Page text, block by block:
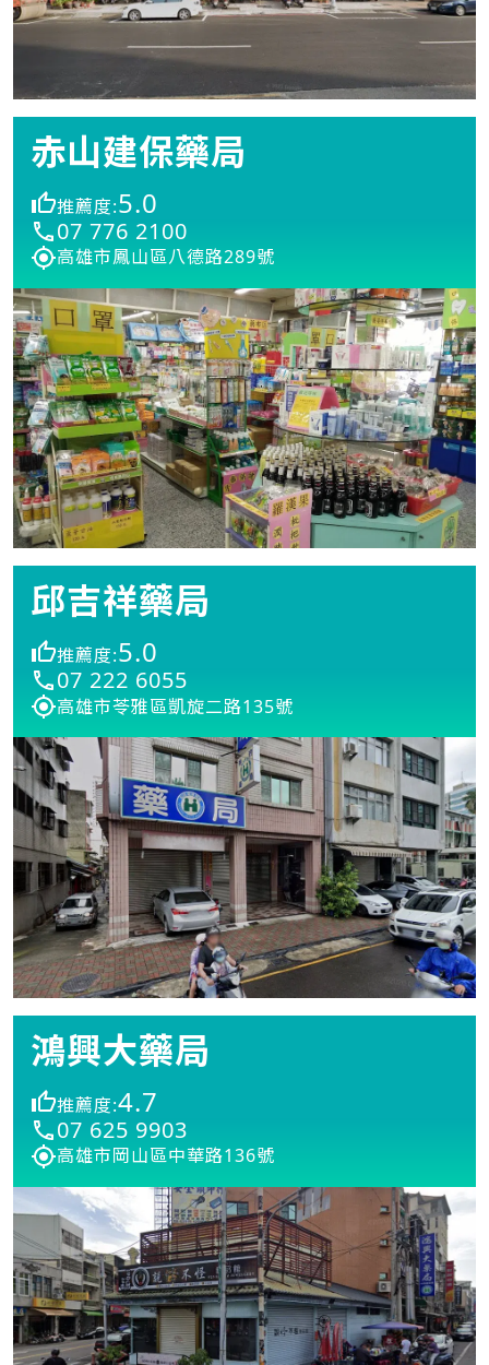
赤山建保藥局
推薦度:5.0
07 776 2100
高雄市鳳山區八德路289號
邱吉祥藥局
推薦度:5.0
07 222 6055
高雄市苓雅區凱旋二路135號
鴻興大藥局
推薦度:4.7
07 625 9903
高雄市岡山區中華路136號